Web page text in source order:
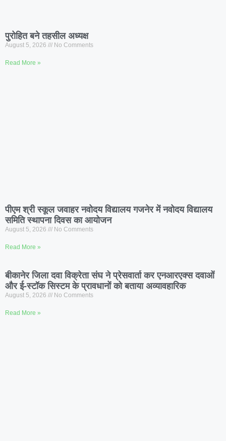
पुरोहित बने तहसील अध्यक्ष
August 5, 2026 No Comments
Read More »
पीएम श्री स्कूल जवाहर नवोदय विद्यालय गजनेर में नवोदय विद्यालय
समिति स्थापना दिवस का आयोजन
August 5, 2026 No Comments
Read More »
बीकानेर जिला दवा विक्रेता संघ ने प्रेसवार्ता कर एनआरएक्स दवाओं
और ई-स्टॉक सिस्टम के प्रावधानों को बताया अव्यावहारिक
August 5, 2026 No Comments
Read More »